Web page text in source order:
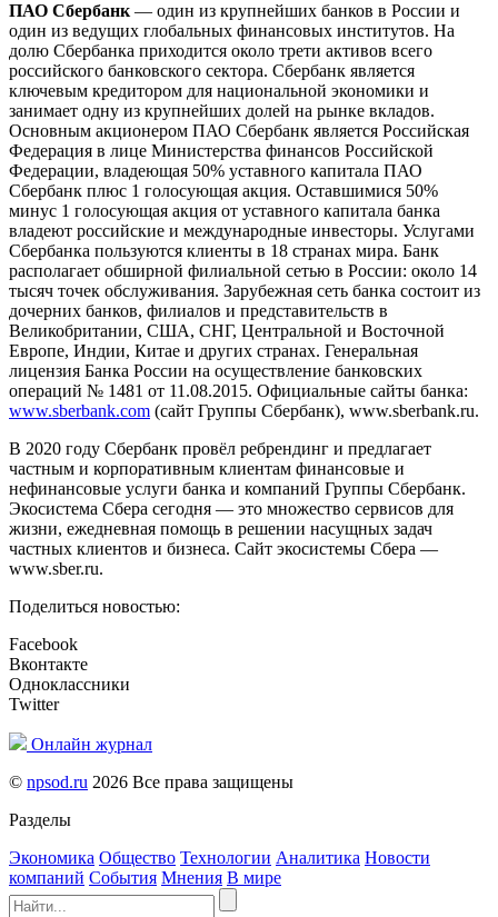
ПАО Сбербанк— один из крупнейших банков в России и
один из ведущих глобальных финансовых институтов. На
долю Сбербанка приходится около трети активов всего
российского банковского сектора. Сбербанк является
ключевым кредитором для национальной экономики и
занимает одну из крупнейших долей на рынке вкладов.
Основным акционером ПАО Сбербанк является Российская
Федерация в лице Министерства финансов Российской
Федерации, владеющая 50% уставного капитала ПАО
Сбербанк плюс 1 голосующая акция. Оставшимися 50%
минус 1 голосующая акция от уставного капитала банка
владеют российские и международные инвесторы. Услугами
Сбербанка пользуются клиенты в 18 странах мира. Банк
располагает обширной филиальной сетью в России: около 14
тысяч точек обслуживания. Зарубежная сеть банка состоит из
дочерних банков, филиалов и представительств в
Великобритании, США, СНГ, Центральной и Восточной
Европе, Индии, Китае и других странах. Генеральная
лицензия Банка России на осуществление банковских
операций № 1481 от 11.08.2015. Официальные сайты банка:
www.sberbank.com (сайт Группы Сбербанк), www.sberbank.ru.
В 2020 году Сбербанк провёл ребрендинг и предлагает
частным и корпоративным клиентам финансовые и
нефинансовые услуги банка и компаний Группы Сбербанк.
Экосистема Сбера сегодня — это множество сервисов для
жизни, ежедневная помощь в решении насущных задач
частных клиентов и бизнеса. Сайт экосистемы Сбера —
www.sber.ru.
Поделиться новостью:
Facebook
Вконтакте
Одноклассники
Twitter
Онлайн журнал
© npsod.ru 2026 Все права защищены
Разделы
Экономика Общество Технологии Аналитика Новости
компаний События Мнения В мире